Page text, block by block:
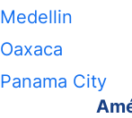
Medellin
Oaxaca
Panama City